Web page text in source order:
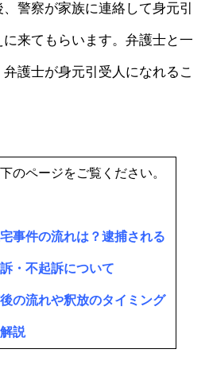
警察が家族に連絡して身元引
来てもらいます。弁護士と一
護士が身元引受人になれるこ
のページをご覧ください。
事件の流れは？逮捕される
・不起訴について
の流れや釈放のタイミング
説